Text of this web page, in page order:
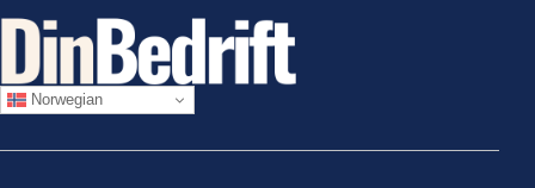
Norwegian